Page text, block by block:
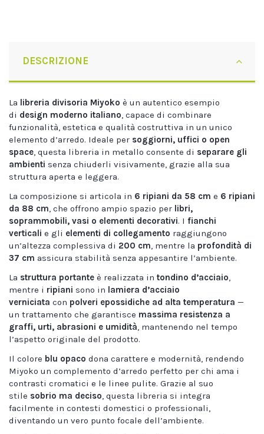
DESCRIZIONE
La libreria divisoria Miyoko è un autentico esempio
di design moderno italiano, capace di combinare
funzionalità, estetica e qualità costruttiva in un unico
elemento d’arredo. Ideale per soggiorni, uffici o open
space, questa libreria in metallo consente di separare gli
ambienti senza chiuderli visivamente, grazie alla sua
struttura aperta e leggera.
La composizione si articola in 6 ripiani da 58 cm e 6 ripiani
da 88 cm, che offrono ampio spazio per libri,
soprammobili, vasi o elementi decorativi. I fianchi
verticali e gli elementi di collegamento raggiungono
un’altezza complessiva di 200 cm, mentre la profondità di
37 cm assicura stabilità senza appesantire l’ambiente.
La struttura portante è realizzata in tondino d’acciaio,
mentre i ripiani sono in lamiera d’acciaio
verniciata con polveri epossidiche ad alta temperatura —
un trattamento che garantisce massima resistenza a
graffi, urti, abrasioni e umidità, mantenendo nel tempo
l’aspetto originale del prodotto.
Il colore blu opaco dona carattere e modernità, rendendo
Miyoko un complemento d’arredo perfetto per chi ama i
contrasti cromatici e le linee pulite. Grazie al suo
stile sobrio ma deciso, questa libreria si integra
facilmente in contesti domestici o professionali,
diventando un vero punto focale dell’ambiente.